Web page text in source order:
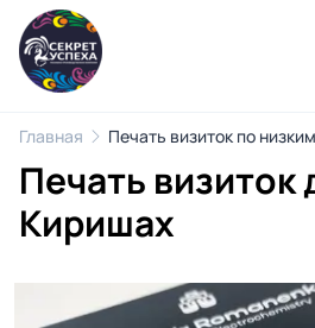
Главная Печать визиток по
Печать визиток
Киришах